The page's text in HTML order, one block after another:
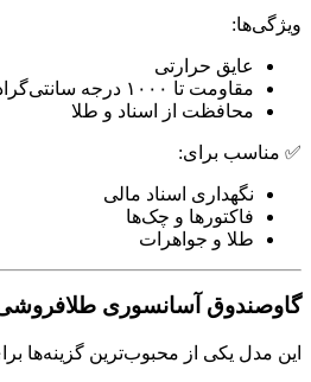
ویژگی‌ها:
عایق حرارتی
مقاومت تا ۱۰۰۰ درجه سانتی‌گراد
محافظت از اسناد و طلا
✅ مناسب برای:
نگهداری اسناد مالی
فاکتورها و چک‌ها
طلا و جواهرات
گاوصندوق آسانسوری
این مدل یکی از محبوب‌ترین گزینه‌ها